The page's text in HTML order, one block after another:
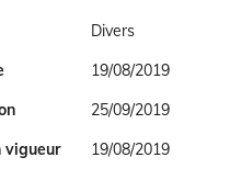
Divers
19/08/2019
25/09/2019
vigueur
19/08/2019